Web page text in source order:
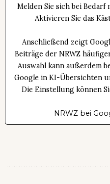
Melden Sie sich bei
Aktivieren Sie das
Anschließend zeigt
Beiträge der NRWZ
Auswahl kann außerdem
Google in KI-Übersichten
Die Einstellung können
NRWZ bei